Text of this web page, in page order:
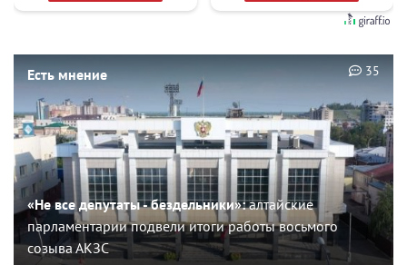
Есть мнение
«Не все депутаты - бездельники»:алтайские
парламентарии подвели итоги работы восьмого
созыва АКЗС
35